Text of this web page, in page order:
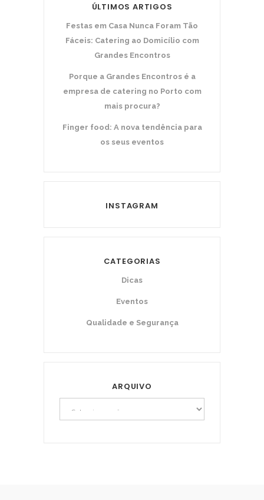
ÚLTIMOS ARTIGOS
Festas em Casa Nunca Foram Tão
Fáceis: Catering ao Domicílio com
Grandes Encontros
Porque a Grandes Encontros é a
empresa de catering no Porto com
mais procura?
Finger food: A nova tendência para
os seus eventos
INSTAGRAM
CATEGORIAS
Dicas
Eventos
Qualidade e Segurança
ARQUIVO